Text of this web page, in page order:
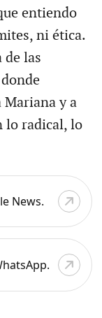
entiendo
ni ética.
de las
Mariana y a
lo radical, lo
News.